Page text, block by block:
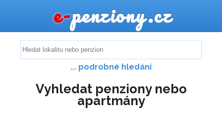
e-penziony.cz
... podrobné hledání
Vyhledat penziony nebo
apartmány